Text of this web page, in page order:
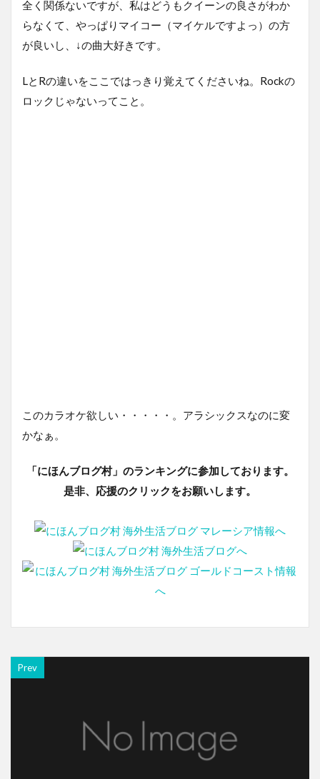
全く関係ないですが、私はどうもクイーンの良さがわか
らなくて、やっぱりマイコー（マイケルですよっ）の方
が良いし、↓の曲大好きです。
LとRの違いをここではっきり覚えてくださいね。Rockの
ロックじゃないってこと。
このカラオケ欲しい・・・・・。アラシックスなのに変
かなぁ。
「にほんブログ村」のランキングに参加しております。
是非、応援のクリックをお願いします。
Prev